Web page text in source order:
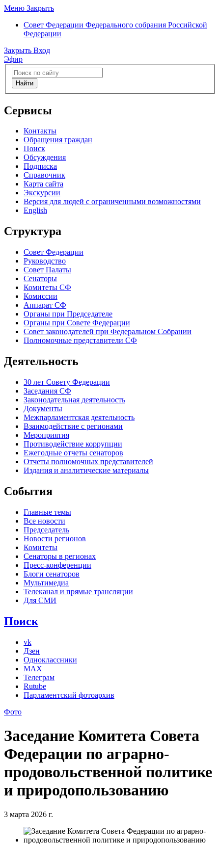
Меню Закрыть
Совет Федерации Федерального собрания Российской
Федерации
Закрыть Вход
Эфир
Найти
Сервисы
Контакты
Обращения граждан
Поиск
Обсуждения
Подписка
Справочник
Карта сайта
Экскурсии
Версия для людей с ограниченными возможностями
English
Структура
Совет Федерации
Руководство
Совет Палаты
Сенаторы
Комитеты СФ
Комиссии
Аппарат СФ
Органы при Председателе
Органы при Совете Федерации
Совет законодателей при Федеральном Собрании
Полномочные представители СФ
Деятельность
30 лет Совету Федерации
Заседания СФ
Законодательная деятельность
Документы
Межпарламентская деятельность
Взаимодействие с регионами
Мероприятия
Противодействие коррупции
Ежегодные отчеты сенаторов
Отчеты полномочных представителей
Издания и аналитические материалы
События
Главные темы
Все новости
Председатель
Новости регионов
Комитеты
Сенаторы в регионах
Пресс-конференции
Блоги сенаторов
Мультимедиа
Телеканал и прямые трансляции
Для СМИ
Поиск
vk
Дзен
Одноклассники
MAX
Телеграм
Rutube
Парламентский фотоархив
Фото
Заседание Комитета Совета
Федерации по аграрно-
продовольственной политике
и природопользованию
3 марта 2026 г.